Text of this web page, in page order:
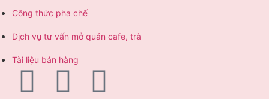
Công thức pha chế
Dịch vụ tư vấn mở quán cafe, trà
Tài liệu bán hàng